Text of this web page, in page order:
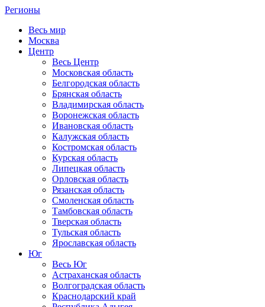
Регионы
Весь мир
Москва
Центр
Весь Центр
Московская область
Белгородская область
Брянская область
Владимирская область
Воронежская область
Ивановская область
Калужская область
Костромская область
Курская область
Липецкая область
Орловская область
Рязанская область
Смоленская область
Тамбовская область
Тверская область
Тульская область
Ярославская область
Юг
Весь Юг
Астраханская область
Волгоградская область
Краснодарский край